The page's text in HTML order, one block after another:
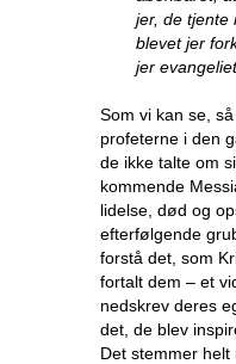
jer, de tjente
blevet jer
jer
Som vi kan se,
profeterne i den
de ikke talte om
kommende
lidelse, død og
efterfølgende
forstå det, som
fortalt dem – et
nedskrev deres
det, de blev
Det stemmer